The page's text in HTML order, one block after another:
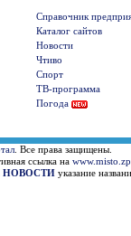
Справочник
Каталог сайтов
Новости
Чтиво
Спорт
ТВ-программа
Погода
. Все права защищены.
ссылка на
НОВОСТИ указание